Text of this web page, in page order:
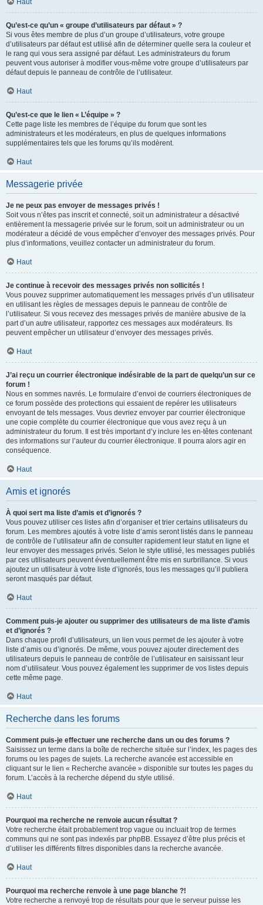
Haut
Qu’est-ce qu’un « groupe d’utilisateurs par défaut » ?
Si vous êtes membre de plus d’un groupe d’utilisateurs, votre groupe
d’utilisateurs par défaut est utilisé afin de déterminer quelle sera la couleur et
le rang qui vous sera assigné par défaut. Les administrateurs du forum
peuvent vous autoriser à modifier vous-même votre groupe d’utilisateurs par
défaut depuis le panneau de contrôle de l’utilisateur.
Haut
Qu’est-ce que le lien « L’équipe » ?
Cette page liste les membres de l’équipe du forum que sont les
administrateurs et les modérateurs, en plus de quelques informations
supplémentaires tels que les forums qu’ils modèrent.
Haut
Messagerie privée
Je ne peux pas envoyer de messages privés !
Soit vous n’êtes pas inscrit et connecté, soit un administrateur a désactivé
entièrement la messagerie privée sur le forum, soit un administrateur ou un
modérateur a décidé de vous empêcher d’envoyer des messages privés. Pour
plus d’informations, veuillez contacter un administrateur du forum.
Haut
Je continue à recevoir des messages privés non sollicités !
Vous pouvez supprimer automatiquement les messages privés d’un utilisateur
en utilisant les règles de messages depuis le panneau de contrôle de
l’utilisateur. Si vous recevez des messages privés de manière abusive de la
part d’un autre utilisateur, rapportez ces messages aux modérateurs. Ils
peuvent empêcher un utilisateur d’envoyer des messages privés.
Haut
J’ai reçu un courrier électronique indésirable de la part de quelqu’un sur ce
forum !
Nous en sommes navrés. Le formulaire d’envoi de courriers électroniques de
ce forum possède des protections qui essaient de repérer les utilisateurs
envoyant de tels messages. Vous devriez envoyer par courrier électronique
une copie complète du courrier électronique que vous avez reçu à un
administrateur du forum. Il est très important d’y inclure les en-têtes contenant
des informations sur l’auteur du courrier électronique. Il pourra alors agir en
conséquence.
Haut
Amis et ignorés
À quoi sert ma liste d’amis et d’ignorés ?
Vous pouvez utiliser ces listes afin d’organiser et trier certains utilisateurs du
forum. Les membres ajoutés à votre liste d’amis seront listés dans le panneau
de contrôle de l’utilisateur afin de consulter rapidement leur statut en ligne et
leur envoyer des messages privés. Selon le style utilisé, les messages publiés
par ces utilisateurs peuvent éventuellement être mis en surbrillance. Si vous
ajoutez un utilisateur à votre liste d’ignorés, tous les messages qu’il publiera
seront masqués par défaut.
Haut
Comment puis-je ajouter ou supprimer des utilisateurs de ma liste d’amis
et d’ignorés ?
Dans chaque profil d’utilisateurs, un lien vous permet de les ajouter à votre
liste d’amis ou d’ignorés. De même, vous pouvez ajouter directement des
utilisateurs depuis le panneau de contrôle de l’utilisateur en saisissant leur
nom d’utilisateur. Vous pouvez également les supprimer de vos listes depuis
cette même page.
Haut
Recherche dans les forums
Comment puis-je effectuer une recherche dans un ou des forums ?
Saisissez un terme dans la boîte de recherche située sur l’index, les pages des
forums ou les pages de sujets. La recherche avancée est accessible en
cliquant sur le lien « Recherche avancée » disponible sur toutes les pages du
forum. L’accès à la recherche dépend du style utilisé.
Haut
Pourquoi ma recherche ne renvoie aucun résultat ?
Votre recherche était probablement trop vague ou incluait trop de termes
communs qui ne sont pas indexés par phpBB. Essayez d’être plus précis et
d’utiliser les différents filtres disponibles dans la recherche avancée.
Haut
Pourquoi ma recherche renvoie à une page blanche ?!
Votre recherche a renvoyé trop de résultats pour que le serveur puisse les